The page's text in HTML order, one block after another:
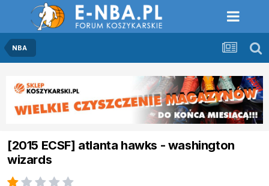
NBA
[2015 ECSF] atlanta hawks - washington
wizards